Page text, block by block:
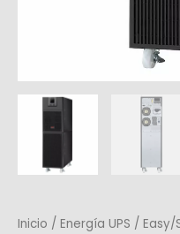
Inicio / Energía UPS / Easy/